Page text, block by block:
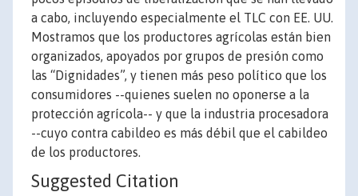
a cabo, incluyendo especialmente el TLC con EE. UU.
Mostramos que los productores agrícolas están bien
organizados, apoyados por grupos de presión como
las “Dignidades”, y tienen más peso político que los
consumidores --quienes suelen no oponerse a la
protección agrícola-- y que la industria procesadora
--cuyo contra cabildeo es más débil que el cabildeo
de los productores.
Suggested Citation